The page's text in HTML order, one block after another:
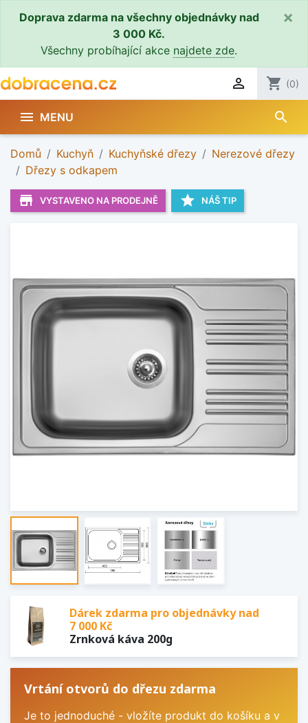
Doprava zdarma na všechny objednávky nad
3 000 Kč.
Všechny probíhající akce najdete zde.
×
 shopping_cart (0)
 MENU search
Domů Kuchyň Kuchyňské dřezy
Nerezové dřezy
Dřezy s odkapem
store_mall_directory VYSTAVENO NA PRODEJNĚ star NÁŠ TIP
Dárek zdarma pro objednávky nad
7 000 Kč
Zrnková káva 200g
Vrtání otvorů do dřezu zdarma
Je to jednoduché - vložíte produkt do košíku a v